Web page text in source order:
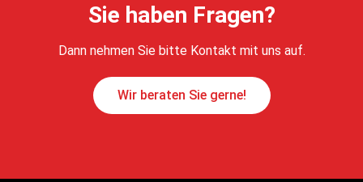
Sie haben Fragen?
Dann nehmen Sie bitte Kontakt mit uns auf.
Wir beraten Sie gerne!